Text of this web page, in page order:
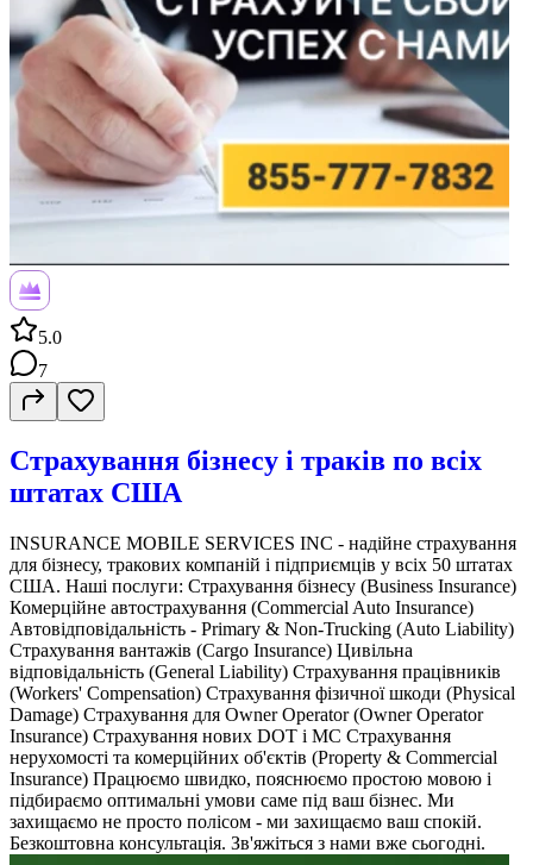
5.0
7
Страхування бізнесу і траків по всіх
штатах США
INSURANCE MOBILE SERVICES INC - надійне страхування
для бізнесу, тракових компаній і підприємців у всіх 50 штатах
США. Наші послуги: Страхування бізнесу (Business Insurance)
Комерційне автострахування (Commercial Auto Insurance)
Автовідповідальність - Primary & Non-Trucking (Auto Liability)
Страхування вантажів (Cargo Insurance) Цивільна
відповідальність (General Liability) Страхування працівників
(Workers' Compensation) Страхування фізичної шкоди (Physical
Damage) Страхування для Owner Operator (Owner Operator
Insurance) Страхування нових DOT і MC Страхування
нерухомості та комерційних об'єктів (Property & Commercial
Insurance) Працюємо швидко, пояснюємо простою мовою і
підбираємо оптимальні умови саме під ваш бізнес. Ми
захищаємо не просто полісом - ми захищаємо ваш спокій.
Безкоштовна консультація. Зв'яжіться з нами вже сьогодні.